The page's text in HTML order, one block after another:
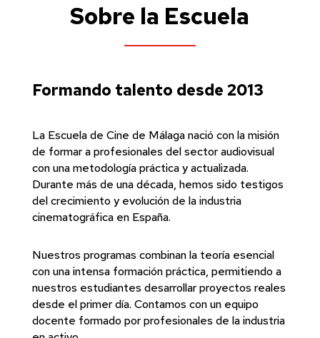
Sobre la Escuela
Formando talento desde 2013
La Escuela de Cine de Málaga nació con la misión
de formar a profesionales del sector audiovisual
con una metodología práctica y actualizada.
Durante más de una década, hemos sido testigos
del crecimiento y evolución de la industria
cinematográfica en España.
Nuestros programas combinan la teoría esencial
con una intensa formación práctica, permitiendo a
nuestros estudiantes desarrollar proyectos reales
desde el primer día. Contamos con un equipo
docente formado por profesionales de la industria